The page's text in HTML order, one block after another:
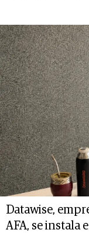
Datawise,
AFA, se instala